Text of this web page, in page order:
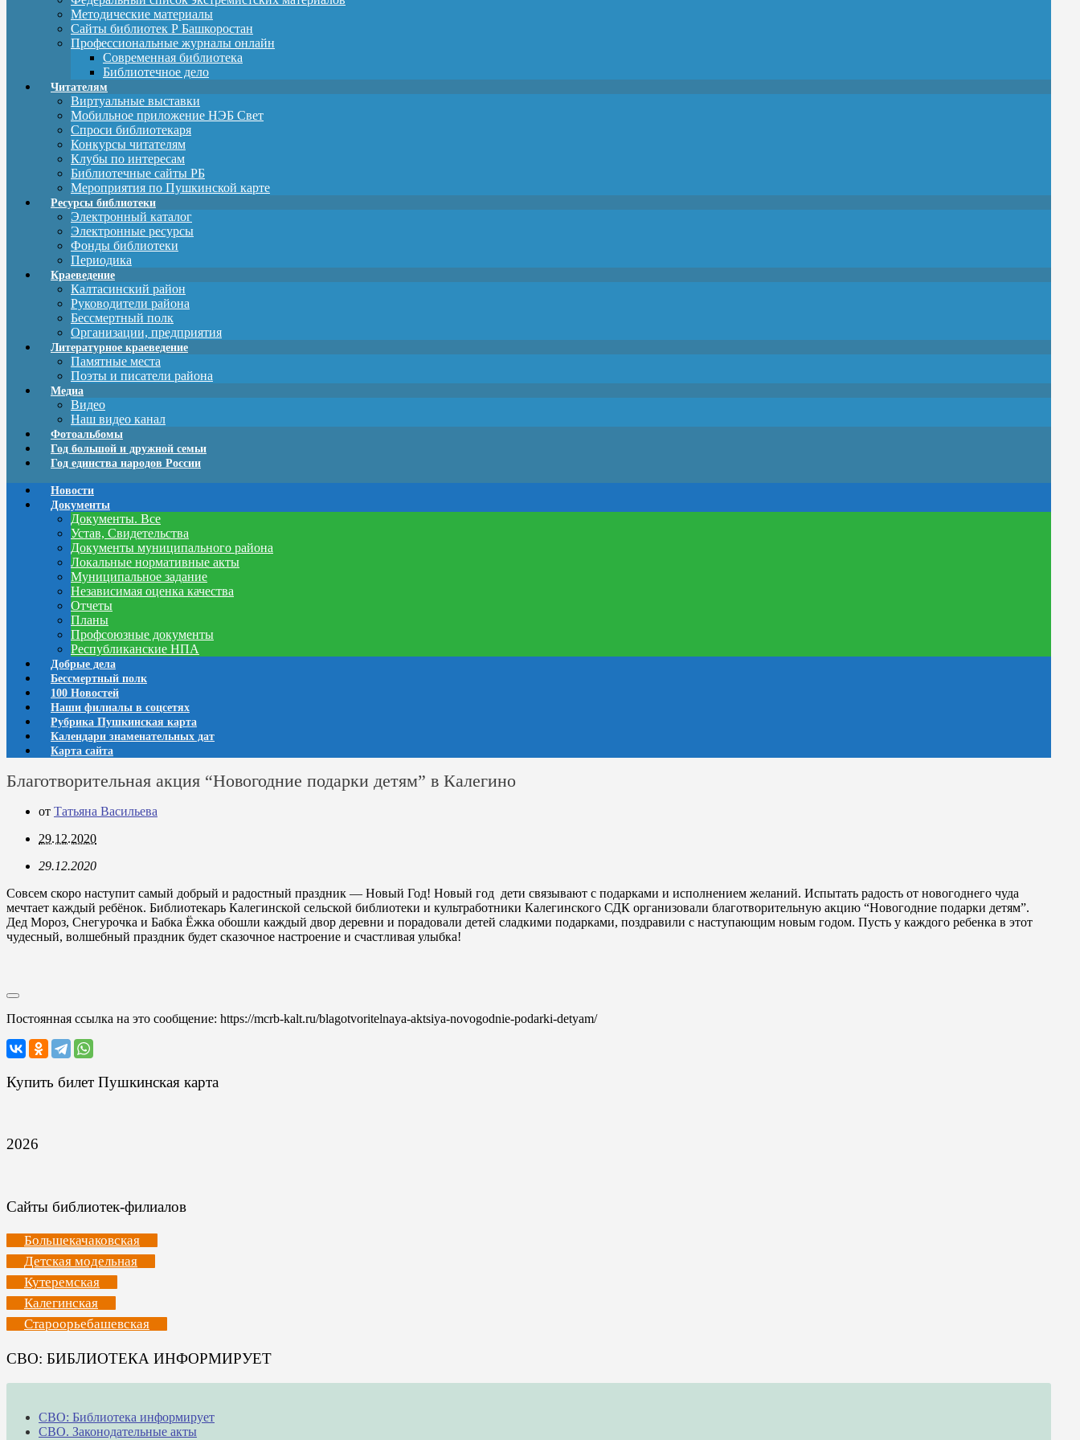
Методические материалы
Сайты библиотек Р Башкоростан
Профессиональные журналы онлайн
Современная библиотека
Библиотечное дело
Читателям
Виртуальные выставки
Мобильное приложение НЭБ Свет
Спроси библиотекаря
Конкурсы читателям
Клубы по интересам
Библиотечные сайты РБ
Мероприятия по Пушкинской карте
Ресурсы библиотеки
Электронный каталог
Электронные ресурсы
Фонды библиотеки
Периодика
Краеведение
Калтасинский район
Руководители района
Бессмертный полк
Организации, предприятия
Литературное краеведение
Памятные места
Поэты и писатели района
Медиа
Видео
Наш видео канал
Фотоальбомы
Год большой и дружной семьи
Год единства народов России
Новости
Документы
Документы. Все
Устав, Свидетельства
Документы муниципального района
Локальные нормативные акты
Муниципальное задание
Независимая оценка качества
Отчеты
Планы
Профсоюзные документы
Республиканские НПА
Добрые дела
Бессмертный полк
100 Новостей
Наши филиалы в соцсетях
Рубрика Пушкинская карта
Календари знаменательных дат
Карта сайта
Благотворительная акция “Новогодние подарки детям” в Калегино
от Татьяна Васильева
29.12.2020
29.12.2020
Совсем скоро наступит самый добрый и радостный праздник — Новый Год! Новый год дети связывают с подарками и исполнением желаний. Испытать радость от новогоднего чуда
мечтает каждый ребёнок. Библиотекарь Калегинской сельской библиотеки и культработники Калегинского СДК организовали благотворительную акцию “Новогодние подарки детям”.
Дед Мороз, Снегурочка и Бабка Ёжка обошли каждый двор деревни и порадовали детей сладкими подарками, поздравили с наступающим новым годом. Пусть у каждого ребенка в этот
чудесный, волшебный праздник будет сказочное настроение и счастливая улыбка!
Постоянная ссылка на это сообщение: https://mcrb-kalt.ru/blagotvoritelnaya-aktsiya-novogodnie-podarki-detyam/
Купить билет Пушкинская карта
2026
Сайты библиотек-филиалов
Большекачаковская
Детская модельная
Кутеремская
Калегинская
Староорьебашевская
СВО: БИБЛИОТЕКА ИНФОРМИРУЕТ
СВО: Библиотека информирует
СВО. Законодательные акты